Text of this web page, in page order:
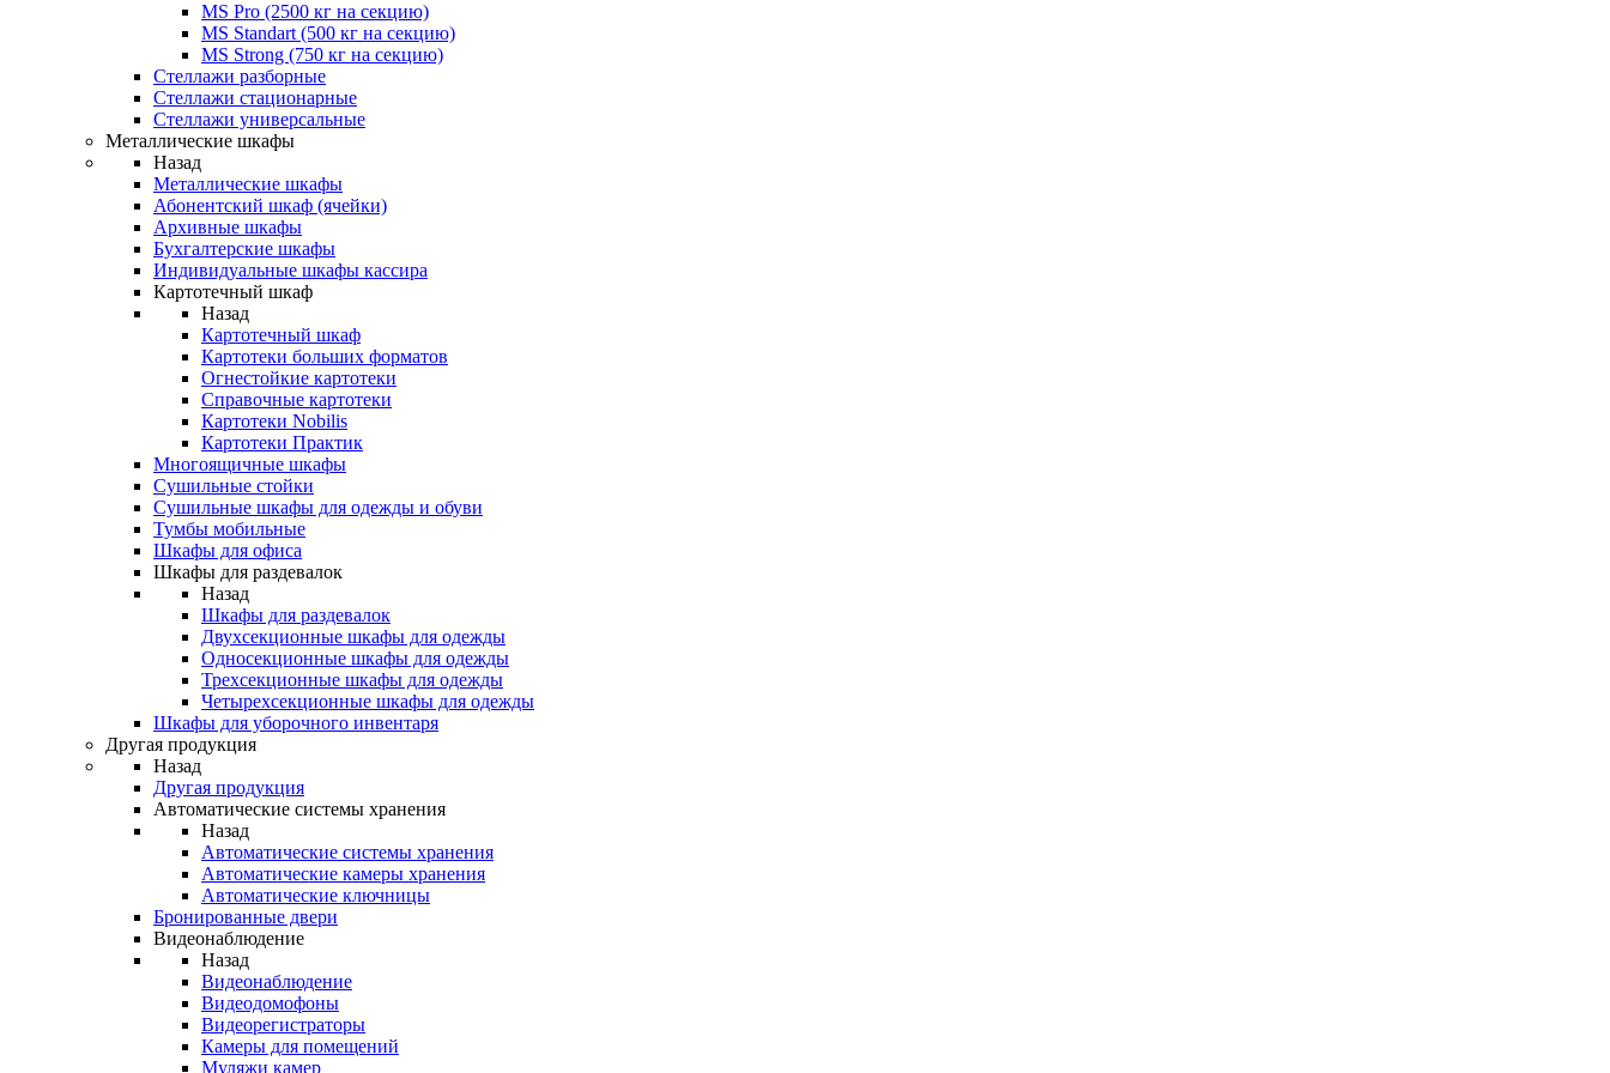
MS Pro (2500 кг на секцию)
MS Standart (500 кг на секцию)
MS Strong (750 кг на секцию)
Стеллажи разборные
Стеллажи стационарные
Стеллажи универсальные
Металлические шкафы
Назад
Металлические шкафы
Абонентский шкаф (ячейки)
Архивные шкафы
Бухгалтерские шкафы
Индивидуальные шкафы кассира
Картотечный шкаф
Назад
Картотечный шкаф
Картотеки больших форматов
Огнестойкие картотеки
Справочные картотеки
Картотеки Nobilis
Картотеки Практик
Многоящичные шкафы
Сушильные стойки
Сушильные шкафы для одежды и обуви
Тумбы мобильные
Шкафы для офиса
Шкафы для раздевалок
Назад
Шкафы для раздевалок
Двухсекционные шкафы для одежды
Односекционные шкафы для одежды
Трехсекционные шкафы для одежды
Четырехсекционные шкафы для одежды
Шкафы для уборочного инвентаря
Другая продукция
Назад
Другая продукция
Автоматические системы хранения
Назад
Автоматические системы хранения
Автоматические камеры хранения
Автоматические ключницы
Бронированные двери
Видеонаблюдение
Назад
Видеонаблюдение
Видеодомофоны
Видеорегистраторы
Камеры для помещений
Муляжи камер